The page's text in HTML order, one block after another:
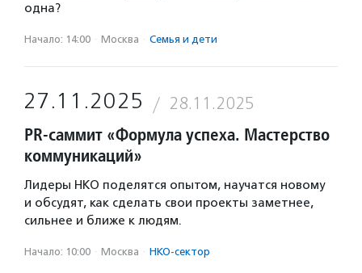
одна?
Начало: 14:00 · Москва · Семья и дети
27.11.2025 28.11.2025
PR-саммит «Формула успеха. Мастерство
коммуникаций»
Лидеры НКО поделятся опытом, научатся новому
и обсудят, как сделать свои проекты заметнее,
сильнее и ближе к людям.
Начало: 10:00 · Москва · НКО-сектор